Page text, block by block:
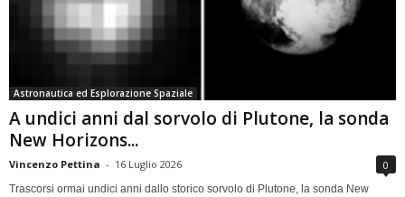
Astronautica ed Esplorazione Spaziale
A undici anni dal sorvolo di Plutone, la sonda
New Horizons...
Vincenzo Pettina - 16 Luglio 2026 0
Trascorsi ormai undici anni dallo storico sorvolo di Plutone, la sonda New